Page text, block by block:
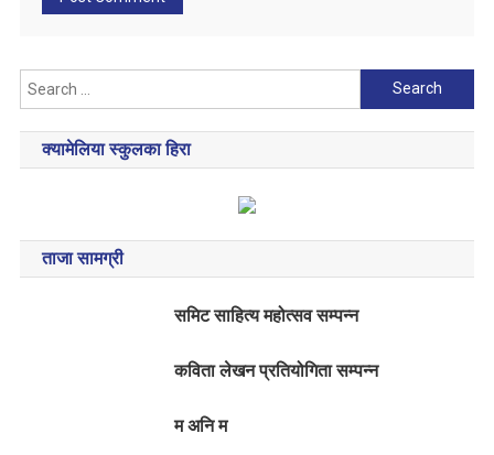
Search
for:
क्यामेलिया स्कुलका हिरा
ताजा सामग्री
समिट साहित्य महोत्सव सम्पन्न
कविता लेखन प्रतियोगिता सम्पन्न
म अनि म